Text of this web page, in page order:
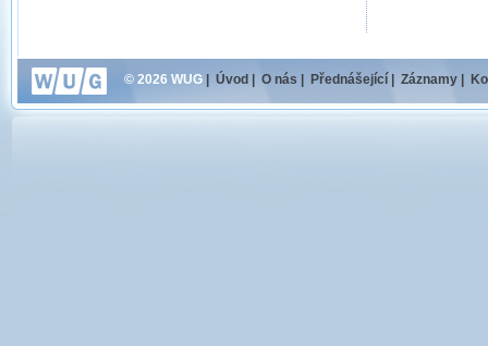
© 2026 WUG Úvod O nás Přednášející Záznamy